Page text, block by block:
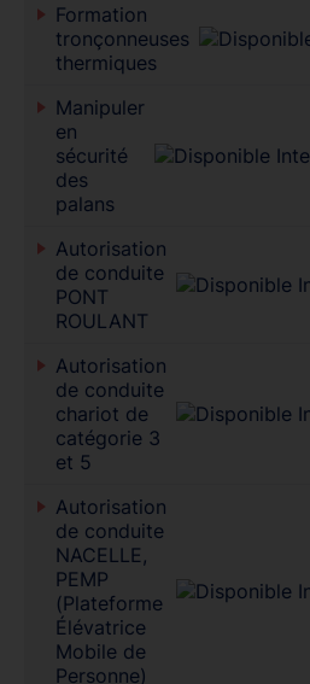
Formation
tronçonneuses
thermiques
Manipuler
en
sécurité
des
palans
Autorisation
de conduite
PONT
ROULANT
Autorisation
de conduite
chariot de
catégorie 3
et 5
Autorisation
de conduite
NACELLE,
PEMP
(Plateforme
Élévatrice
Mobile de
Personne)